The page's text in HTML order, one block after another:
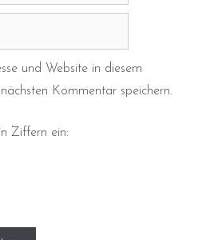
und Website in diesem
Kommentar speichern.
Ziffern ein: